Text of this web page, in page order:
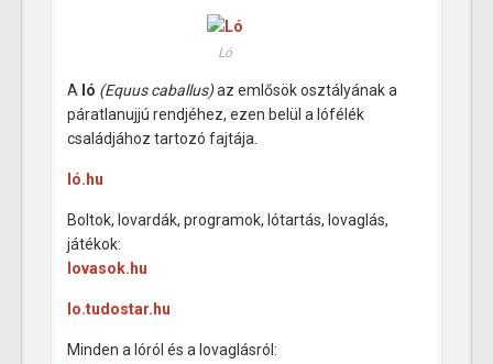
Ló
A ló (Equus caballus)az emlősök osztályának a
páratlanujjú rendjéhez, ezen belül a lófélék
családjához tartozó fajtája.
ló.hu
Boltok, lovardák, programok, lótartás, lovaglás,
játékok:
lovasok.hu
lo.tudostar.hu
Minden a lóról és a lovaglásról: